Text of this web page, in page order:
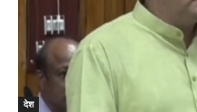
देश